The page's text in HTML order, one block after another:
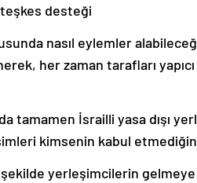
desteği
nasıl eylemler
her zaman tarafları
tamamen İsrailli yasa dışı
kimsenin kabul
şekilde yerleşimcilerin gelmeye